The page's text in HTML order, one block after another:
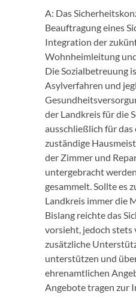
A: Das
Beauftragung eines
Integration der
Wohnheimleitung
Die Sozialbetreuung
Asylverfahren und
der Landkreis für die
ausschließlich für
zuständige
der Zimmer und
untergebracht
gesammelt. Sollte es
Landkreis immer die
Bislang reichte das
vorsieht, jedoch stets
zusätzliche
unterstützen und
ehrenamtlichen
Angebote tragen zur